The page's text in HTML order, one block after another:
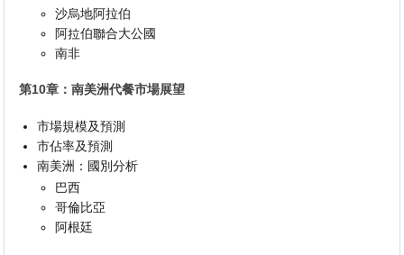
沙烏地阿拉伯
阿拉伯聯合大公國
南非
第10章：南美洲代餐市場展望
市場規模及預測
市佔率及預測
南美洲：國別分析
巴西
哥倫比亞
阿根廷